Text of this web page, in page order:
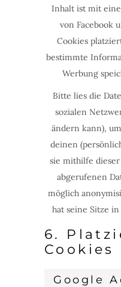
Inhalt ist mit
von Facebook
Cookies
bestimmte
Werbung
Bitte lies die
sozialen
ändern kann),
deinen
sie mithilfe
abgerufenen
möglich
hat seine Sitze
6.
Cookies
Google